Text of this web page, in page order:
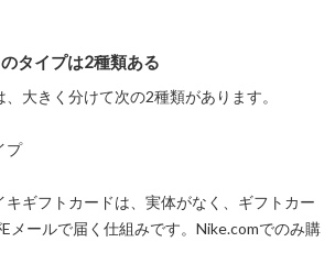
タイプは2種類ある
大きく分けて次の2種類があります。
プ
ギフトカードは、実体がなく、ギフトカー
メールで届く仕組みです。Nike.comでのみ購